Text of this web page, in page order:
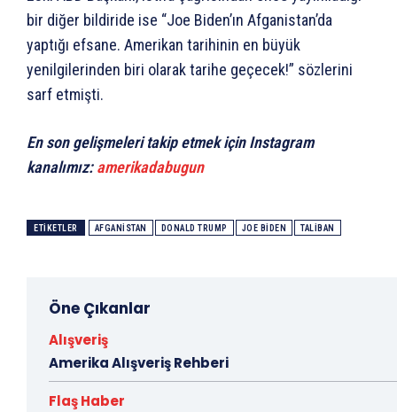
bir diğer bildiride ise “Joe Biden’ın Afganistan’da
yaptığı efsane. Amerikan tarihinin en büyük
yenilgilerinden biri olarak tarihe geçecek!” sözlerini
sarf etmişti.
En son gelişmeleri takip etmek için Instagram
kanalımız:amerikadabugun
ETIKETLER AFGANISTAN DONALD TRUMP JOE BIDEN TALIBAN
Öne Çıkanlar
Alışveriş
Amerika Alışveriş Rehberi
Flaş Haber